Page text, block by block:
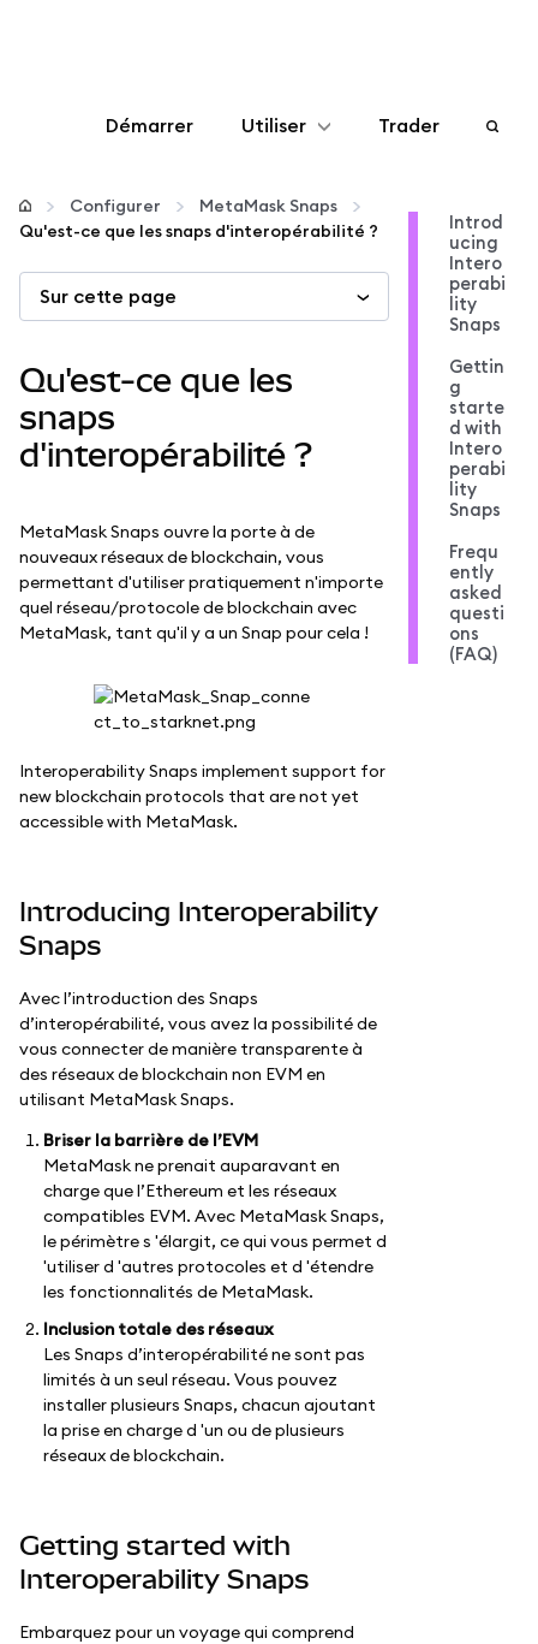
Démarrer Utiliser
Configurer
Autres utilisations du web3
Restez en sécurité
Trader
Configurer
MetaMask Snaps
Qu'est-ce que les snaps d'interopérabilité ?
Sur cette page
Qu'est-ce que les
snaps
d'interopérabilité ?
MetaMask Snaps ouvre la porte à de
nouveaux réseaux de blockchain, vous
permettant d'utiliser pratiquement n'importe
quel réseau/protocole de blockchain avec
MetaMask, tant qu'il y a un Snap pour cela !
Interoperability Snaps implement support for
new blockchain protocols that are not yet
accessible with MetaMask.
Introducing Interoperability
Snaps
Avec l’introduction des Snaps
d’interopérabilité, vous avez la possibilité de
vous connecter de manière transparente à
des réseaux de blockchain non EVM en
utilisant MetaMask Snaps.
Briser la barrière de l’EVM
MetaMask ne prenait auparavant en
charge que l’Ethereum et les réseaux
compatibles EVM. Avec MetaMask Snaps,
le périmètre s 'élargit, ce qui vous permet d
'utiliser d 'autres protocoles et d 'étendre
les fonctionnalités de MetaMask.
Inclusion totale des réseaux
Les Snaps d’interopérabilité ne sont pas
limités à un seul réseau. Vous pouvez
installer plusieurs Snaps, chacun ajoutant
la prise en charge d 'un ou de plusieurs
réseaux de blockchain.
Getting started with
Interoperability Snaps
Embarquez pour un voyage qui comprend
Introd
ucing
Intero
perabi
lity
Snaps
Gettin
g
starte
d with
Intero
perabi
lity
Snaps
Frequ
ently
asked
questi
ons
(FAQ)